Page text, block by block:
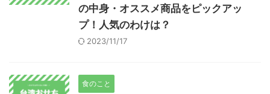
の中身・オススメ商品をピックアッ
プ！人気のわけは？
2023/11/17
食のこと